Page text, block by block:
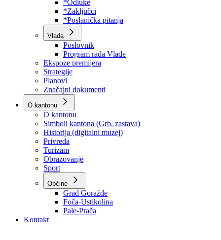
Program rada Skupštine
Budžet 2026
Zakoni
*Odluke
*Zaključci
*Poslanička pitanja
Vlada
Poslovnik
Program rada Vlade
Ekspoze premijera
Strategije
Planovi
Značajni dokumenti
O kantonu
O kantonu
Simboli kantona (Grb, zastava)
Historija (digitalni muzej)
Privreda
Turizam
Obrazovanje
Sport
Općine